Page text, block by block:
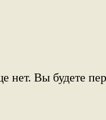
нет. Вы будете